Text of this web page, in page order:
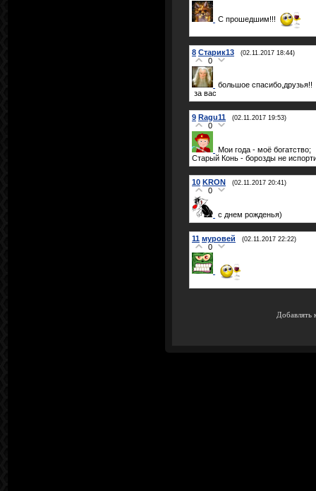
С прошедшим!!!
8 Старик13 (02.11.2017 18:44)
0
большое спасибо,друзья!!
за вас
9 Ragu11 (02.11.2017 19:53)
0
Мои года - моё богатство;
Старый Конь - борозды не
10 KRON (02.11.2017 20:41)
0
с днем рожденья)
11 муровей (02.11.2017 22:22)
0
Добавлять